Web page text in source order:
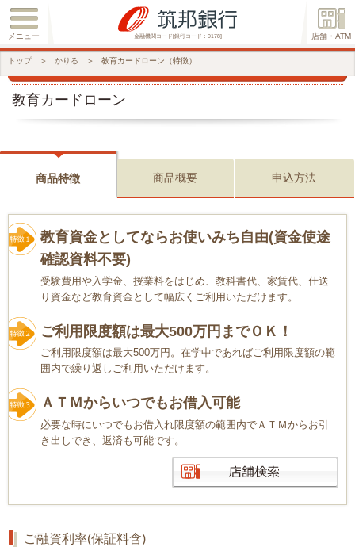
金融機関コード[銀行コード：0178]
メニュー 店舗・ATM
トップ ＞ かりる ＞ 教育カードローン（特徴）
教育カードローン
商品特徴 商品概要 申込方法
教育資金としてならお使いみち自由(資金使途
確認資料不要)
受験費用や入学金、授業料をはじめ、教科書代、家賃代、仕送
り資金など教育資金として幅広くご利用いただけます。
ご利用限度額は最大500万円までＯＫ！
ご利用限度額は最大500万円。在学中であればご利用限度額の範
囲内で繰り返しご利用いただけます。
ＡＴＭからいつでもお借入可能
必要な時にいつでもお借入れ限度額の範囲内でＡＴＭからお引
き出しでき、返済も可能です。
ご融資利率(保証料含)